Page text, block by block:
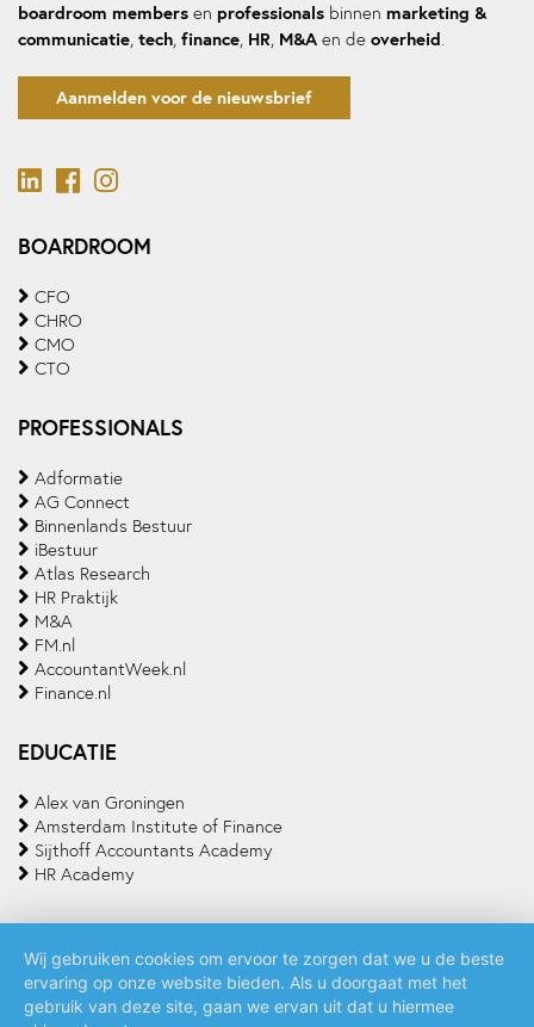
boardroom members en professionals binnen marketing &
communicatie, tech, finance, HR, M&A en de overheid.
Aanmelden voor de nieuwsbrief
BOARDROOM
CFO
CHRO
CMO
CTO
PROFESSIONALS
Adformatie
AG Connect
Binnenlands Bestuur
iBestuur
Atlas Research
HR Praktijk
M&A
FM.nl
AccountantWeek.nl
Finance.nl
EDUCATIE
Alex van Groningen
Amsterdam Institute of Finance
Sijthoff Accountants Academy
HR Academy
Algemene voorwaarden Privacy policy Cookie statement
Wij gebruiken cookies om ervoor te zorgen dat we u de beste
ervaring op onze website bieden. Als u doorgaat met het
gebruik van deze site, gaan we ervan uit dat u hiermee